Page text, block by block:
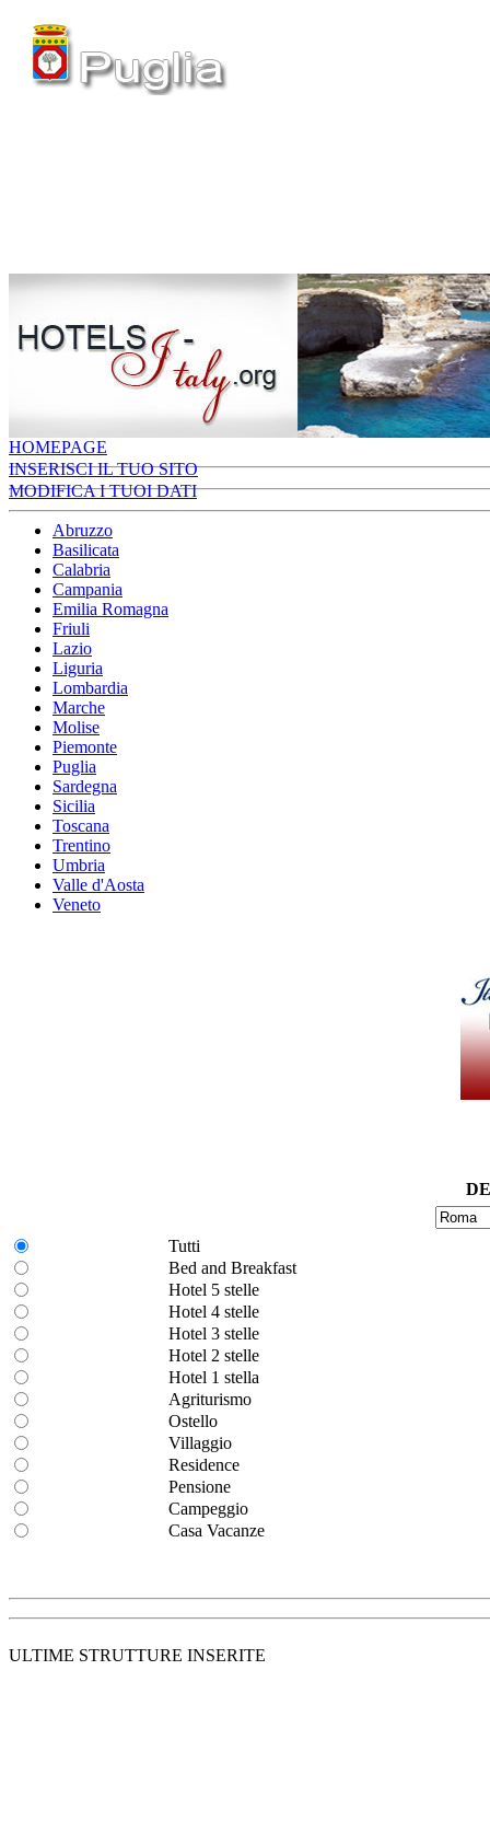
HOMEPAGE
INSERISCI IL TUO SITO
MODIFICA I TUOI DATI
Abruzzo
Basilicata
Calabria
Campania
Emilia Romagna
Friuli
Lazio
Liguria
Lombardia
Marche
Molise
Piemonte
Puglia
Sardegna
Sicilia
Toscana
Trentino
Umbria
Valle d'Aosta
Veneto
Tutti
Bed and Breakfast
Hotel 5 stelle
Hotel 4 stelle
Hotel 3 stelle
Hotel 2 stelle
Hotel 1 stella
Agriturismo
Ostello
Villaggio
Residence
Pensione
Campeggio
Casa Vacanze
ULTIME STRUTTURE INSERITE